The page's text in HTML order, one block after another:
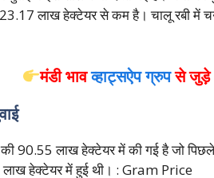
23.17 लाख हेक्टेयर से कम है। चालू रबी में
मंडी भावव्हाट्सऐप ग्रुपसे
90.55 लाख हेक्टेयर में की गई है जो
लाख हेक्टेयर में हुई थी। : Gram Price